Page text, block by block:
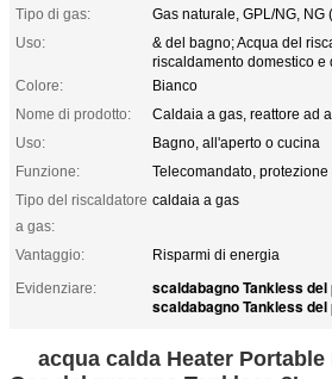
Tipo di gas:
Gas naturale, GPL/NG,
Uso:
& del bagno; Acqua del
riscaldamento domestico
Colore:
Bianco
Nome di prodotto:
Caldaia a gas, reattore ad
Uso:
Bagno, all'aperto o cucina
Funzione:
Telecomandato,
Tipo del riscaldatore
a gas:
caldaia a gas
Vantaggio:
Risparmi di energia
Evidenziare:
scaldabagno Tankless del
scaldabagno Tankless
acqua calda Heater